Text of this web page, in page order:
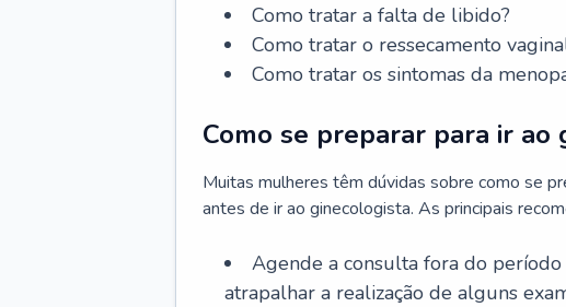
Como tratar a falta de libido?
Como tratar o ressecamento
Como tratar os sintomas da
Como se preparar para ir ao
Muitas mulheres têm dúvidas sobre como se
antes de ir ao ginecologista. As principais
Agende a consulta fora do
atrapalhar a realização de alguns